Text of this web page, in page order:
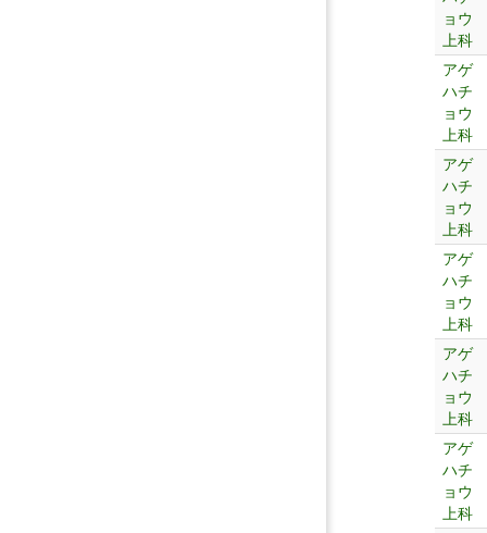
ョウ
上科
アゲ
ハチ
ョウ
上科
アゲ
ハチ
ョウ
上科
アゲ
ハチ
ョウ
上科
アゲ
ハチ
ョウ
上科
アゲ
ハチ
ョウ
上科